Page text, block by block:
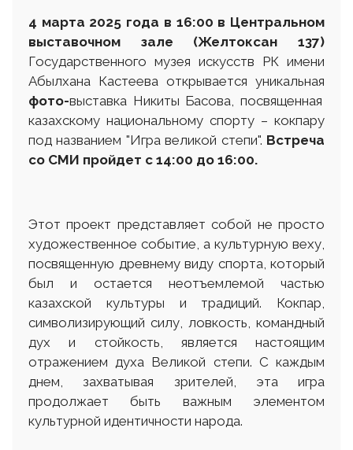
4 марта 2025 года в 16:00 в Центральном
выставочном зале (Желтоксан 137)
Государственного музея искусств РК имени
Абылхана Кастеева открывается уникальная
фото-выставка Никиты Басова, посвященная
казахскому национальному спорту – кокпару
под названием "Игра великой степи". Встреча
со СМИ пройдет с 14:00 до 16:00.
Этот проект представляет собой не просто
художественное событие, а культурную веху,
посвященную древнему виду спорта, который
был и остается неотъемлемой частью
казахской культуры и традиций. Кокпар,
символизирующий силу, ловкость, командный
дух и стойкость, является настоящим
отражением духа Великой степи. С каждым
днем, захватывая зрителей, эта игра
продолжает быть важным элементом
культурной идентичности народа.